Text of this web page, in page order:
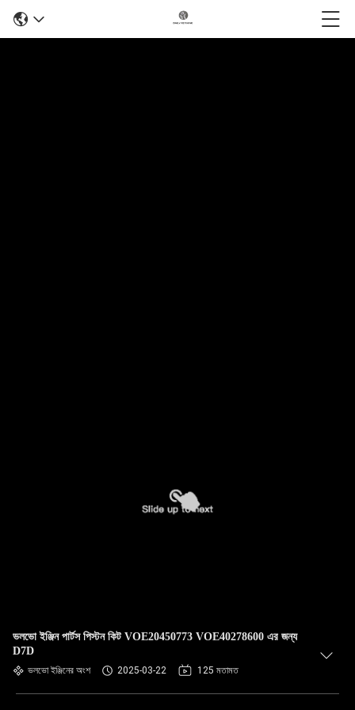
ভলভো ইঞ্জিন পার্টস পিস্টন কিট VOE20450773 VOE40278600 এর জন্য
D7D
ভলভো ইঞ্জিনের অংশ 2025-03-22 125 মতামত